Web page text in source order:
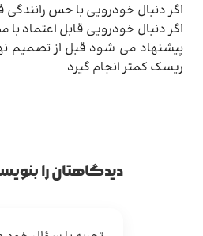
اگر دنبال خودرویی با حس
اگر دنبال خودرویی قابل اعتماد
پیشنهاد می شود قبل از تصمیم
ریسک کمتر انجام گیرد
دیدگاهتان را